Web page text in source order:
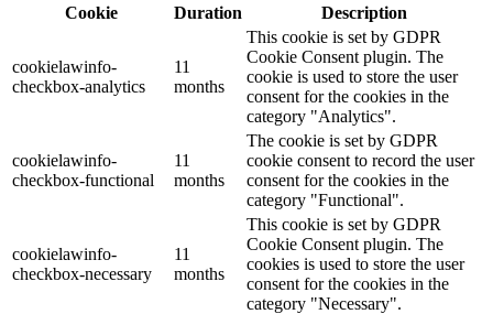
Cookie
Duration Description
cookielawinfo-
checkbox-analytics
11
months
This cookie is set by GDPR
Cookie Consent plugin. The
cookie is used to store the user
consent for the cookies in the
category "Analytics".
cookielawinfo-
checkbox-functional
11
months
The cookie is set by GDPR
cookie consent to record the user
consent for the cookies in the
category "Functional".
cookielawinfo-
checkbox-necessary
11
months
This cookie is set by GDPR
Cookie Consent plugin. The
cookies is used to store the user
consent for the cookies in the
category "Necessary".